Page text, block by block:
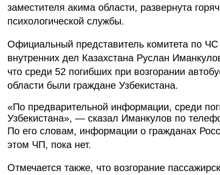
заместителя акима области, развернута
психологической службы.
Официальный представитель комитета по ЧС
внутренних дел Казахстана Руслан
что среди 52 погибших при возгорании
области были граждане Узбекистана.
«По предварительной информации, среди
Узбекистана», — сказал Иманкулов по
По его словам, информации о гражданах
этом ЧП, пока нет.
Отмечается также, что возгорание